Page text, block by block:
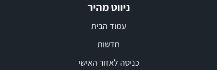
ניווט מהיר
עמוד הבית
חדשות
כניסה לאזור האישי